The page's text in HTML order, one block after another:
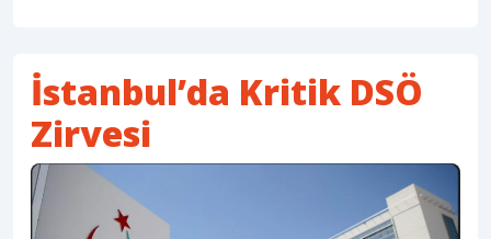
İstanbul’da Kritik DSÖ
Zirvesi